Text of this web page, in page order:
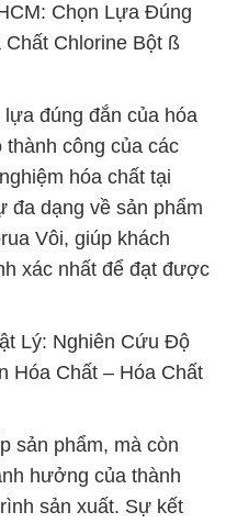
Chọn Lựa Đúng
Chlorine Bột ß
đúng đắn của hóa
thành công của các
hóa chất tại
đa dạng về sản phẩm
Vôi, giúp khách
xác nhất để đạt được
Lý: Nghiên Cứu Độ
Hóa Chất – Hóa Chất
sản phẩm, mà còn
hưởng của thành
sản xuất. Sự kết